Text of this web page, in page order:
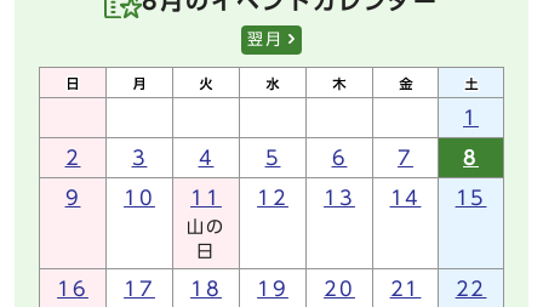
翌月
1
2 3 4 5 6 7 8
9 10 11
山の
日
12 13 14 15
16 17 18 19 20 21 22